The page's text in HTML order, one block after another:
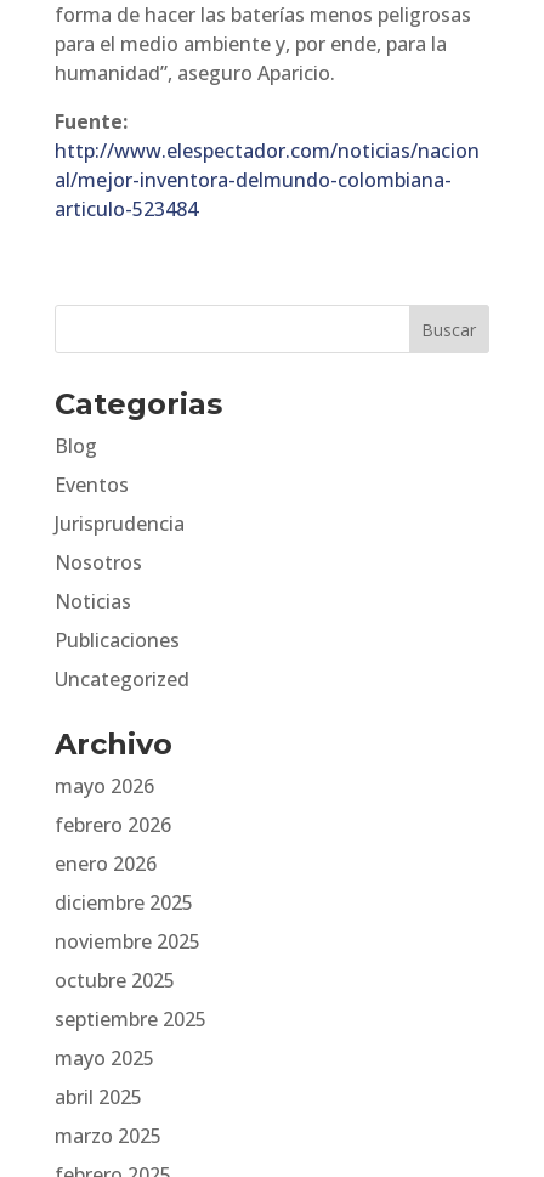
forma de hacer las baterías menos peligrosas
para el medio ambiente y, por ende, para la
humanidad”, aseguro Aparicio.
Fuente:
http://www.elespectador.com/noticias/nacion
al/mejor-inventora-delmundo-colombiana-
articulo-523484
Categorias
Blog
Eventos
Jurisprudencia
Nosotros
Noticias
Publicaciones
Uncategorized
Archivo
mayo 2026
febrero 2026
enero 2026
diciembre 2025
noviembre 2025
octubre 2025
septiembre 2025
mayo 2025
abril 2025
marzo 2025